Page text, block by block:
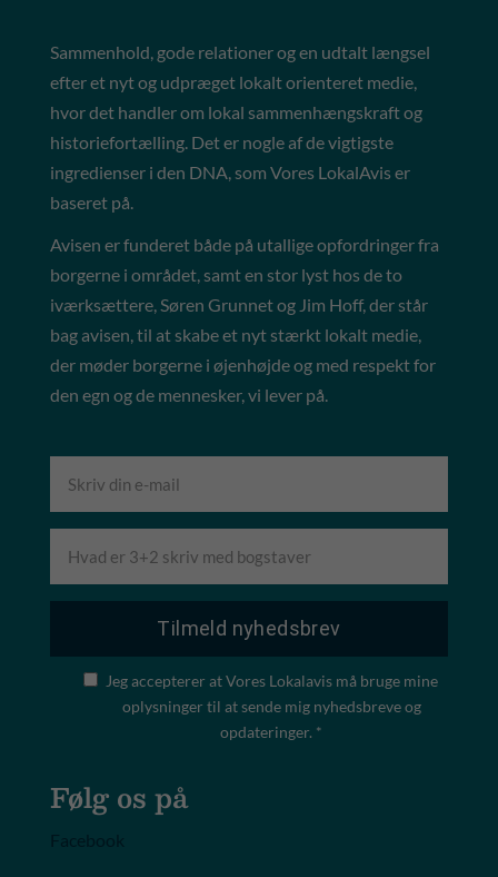
Sammenhold, gode relationer og en udtalt længsel
efter et nyt og udpræget lokalt orienteret medie,
hvor det handler om lokal sammenhængskraft og
historiefortælling. Det er nogle af de vigtigste
ingredienser i den DNA, som Vores LokalAvis er
baseret på.
Avisen er funderet både på utallige opfordringer fra
borgerne i området, samt en stor lyst hos de to
iværksættere, Søren Grunnet og Jim Hoff, der står
bag avisen, til at skabe et nyt stærkt lokalt medie,
der møder borgerne i øjenhøjde og med respekt for
den egn og de mennesker, vi lever på.
Jeg accepterer at Vores Lokalavis må bruge mine
oplysninger til at sende mig nyhedsbreve og
opdateringer. *
Følg os på